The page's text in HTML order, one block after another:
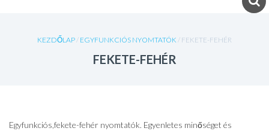
KEZDŐLAP/ EGYFUNKCIÓS NYOMTATÓK/ FEKETE-FEHÉR
FEKETE-FEHÉR
Egyfunkciós,fekete-fehér nyomtatók. Egyenletes minőséget és